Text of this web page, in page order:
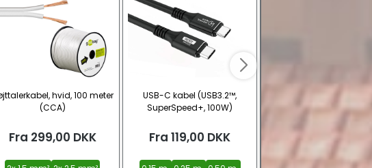
hvid, 100 meter
(CCA)
Fra 299,00 DKK
USB-C kabel (USB3.2™,
SuperSpeed+, 100W)
Fra 119,00 DKK
USB-C oplader,
(30W PD)
Fra 149,00